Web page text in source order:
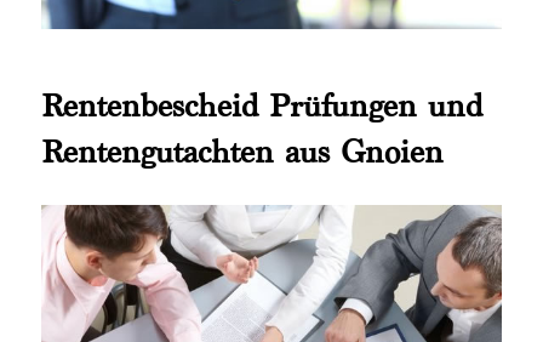
Rentenbescheid Prüfungen und
Rentengutachten aus Gnoien